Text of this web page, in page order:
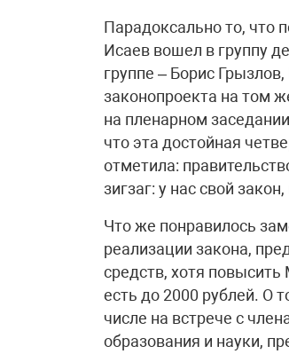
Парадоксально то, что
Исаев вошел в группу
группе – Борис
законопроекта на том
на пленарном
что эта достойная
отметила:
зигзаг: у нас свой
Что же понравилось
реализации закона,
средств, хотя повысить
есть до 2000 рублей. О
числе на встрече с
образования и науки,